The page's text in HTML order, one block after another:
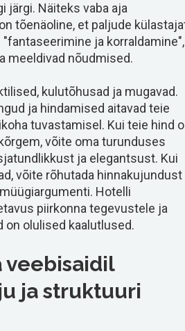
järgi. Näiteks vaba aja
tõenäoline, et paljude
ja korraldamine",
meeldivad nõudmised.
kulutõhusad ja mugavad.
ja hindamised aitavad teie
tuvastamisel. Kui teie hind
võite oma turunduses
ja elegantsust. Kui
võite rõhutada hinnakujundust
Hotelli
piirkonna tegevustele ja
olulised kaalutlused.
veebisaidil
ja struktuuri